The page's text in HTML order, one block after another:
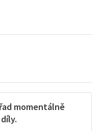
momentálně